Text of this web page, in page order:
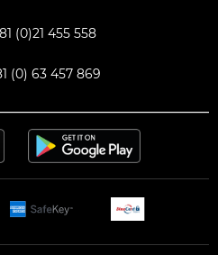
(0)21 455 558
(0) 63 457 869